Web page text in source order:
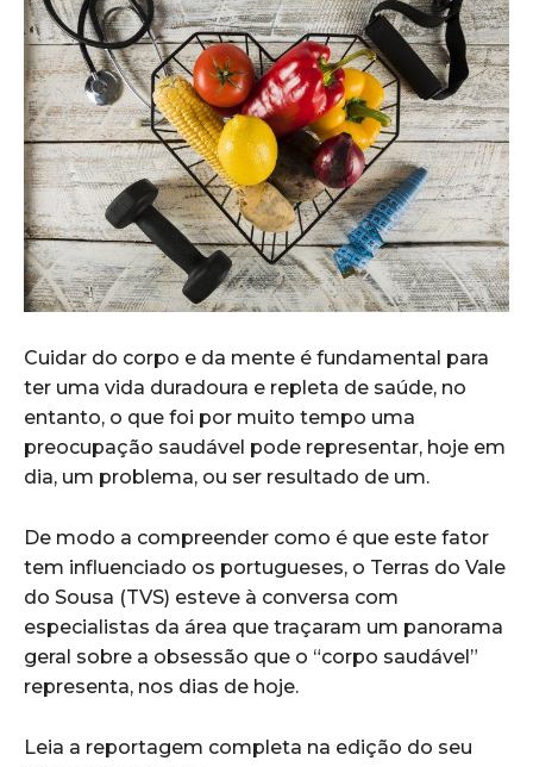
Cuidar do corpo e da mente é fundamental para
ter uma vida duradoura e repleta de saúde, no
entanto, o que foi por muito tempo uma
preocupação saudável pode representar, hoje em
dia, um problema, ou ser resultado de um.
De modo a compreender como é que este fator
tem influenciado os portugueses, o Terras do Vale
do Sousa (TVS) esteve à conversa com
especialistas da área que traçaram um panorama
geral sobre a obsessão que o “corpo saudável”
representa, nos dias de hoje.
Leia a reportagem completa na edição do seu